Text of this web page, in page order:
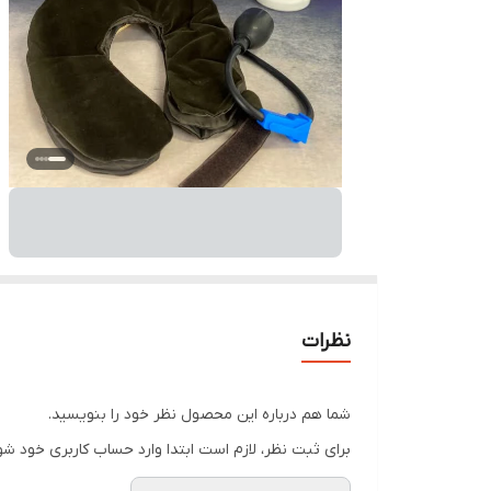
نظرات
شما هم درباره این محصول نظر خود را بنویسید.
برای ثبت نظر، لازم است ابتدا وارد حساب کاربری خود